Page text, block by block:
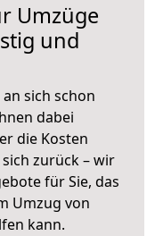
Umzüge
und
sich schon
dabei
die Kosten
zurück – wir
für Sie, das
Umzug von
kann.